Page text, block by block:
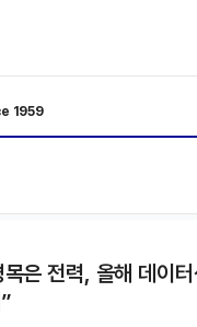
1959
은 전력, 올해 데이터